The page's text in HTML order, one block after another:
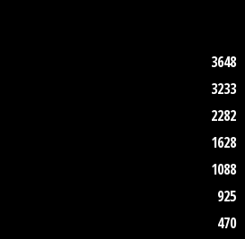
3648
3233
2282
1628
1088
925
470